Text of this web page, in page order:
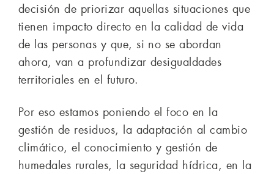
decisión de priorizar aquellas situaciones que
tienen impacto directo en la calidad de vida
de las personas y que, si no se abordan
ahora, van a profundizar desigualdades
territoriales en el futuro.
Por eso estamos poniendo el foco en la
gestión de residuos, la adaptación al cambio
climático, el conocimiento y gestión de
humedales rurales, la seguridad hídrica, en la